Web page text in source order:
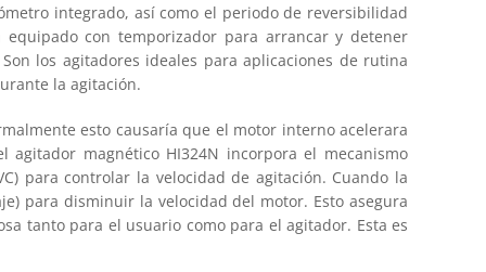
integrado, así como el periodo de reversibilidad
con temporizador para arrancar y detener
los agitadores ideales para aplicaciones de rutina
la agitación.
esto causaría que el motor interno acelerara
magnético HI324N incorpora el mecanismo
para controlar la velocidad de agitación. Cuando la
para disminuir la velocidad del motor. Esto asegura
tanto para el usuario como para el agitador. Esta es